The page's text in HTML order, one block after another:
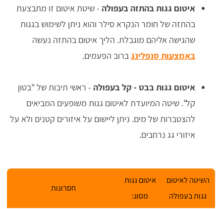
איטום גגות בהתזה בעפולה - שיטת איטום זו מתבצעת
בהתזה של חומר הנקרא סילר והוא ניתן לשימוש בגגות
שהגישה אליהם מוגבלת. הליך איטום בהתזה נעשה
באמצעות סנפלינגברוב הפעמים.
איטום גגות בבט - קל בעפולה - ראשי תיבות של "בטון
קל". שיטה המיועדת לאיטום גגות משופעים המביאים
להצטברות של מים. ניתן ליישום על איזורים קטנים ולא על
איזורי גג נרחבים.
השיטה לאיטום
גגות בעפולה
איטום גגות
מסוג:
חסרונות